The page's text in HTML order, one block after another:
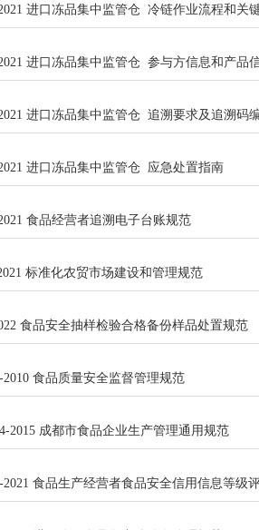
进口冻品集中监管仓 冷链作业流程和关
进口冻品集中监管仓 参与方信息和产品
进口冻品集中监管仓 追溯要求及追溯码
进口冻品集中监管仓 应急处置指南
食品经营者追溯电子台账规范
标准化农贸市场建设和管理规范
食品安全抽样检验合格备份样品处置规范
2010 食品质量安全监督管理规范
2015 成都市食品企业生产管理通用规范
2021 食品生产经营者食品安全信用信息等级